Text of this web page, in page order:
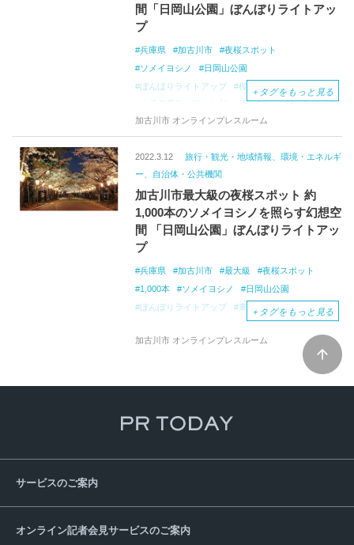
間「日岡山公園」ぼんぼりライトアッ
プ
兵庫県 加古川市
夜桜スポット
ソメイヨシノ
日岡山公園
ぼんぼりライトアップ
桜のトンネル
＋ タグをもっと見る
加古川市 オンラインプレスルーム
2022.3.12
旅行・観光・地域情報、環境・エネルギ
ー、自治体・公共機関
加古川市最大級の夜桜スポット 約
1,000本のソメイヨシノを照らす幻想空
間 「日岡山公園」ぼんぼりライトアッ
プ
兵庫県 加古川市 最大級
夜桜スポット
1,000本
ソメイヨシノ
日岡山公園
ぼんぼりライトアップ
東播磨屈指
桜の名所
日岡御陵
景行天皇
黒田官兵衛
宮内庁指定
＋ タグをもっと見る
加古川市 オンラインプレスルーム
サービスのご案内
オンライン記者会見サービスのご案内